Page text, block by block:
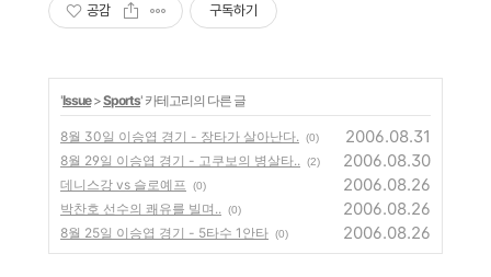
공감 구독하기
'Issue>Sports' 카테고리의 다른 글
8월 30일 이승엽 경기 - 장타가 살아난다. (0) 2006.08.31
8월 29일 이승엽 경기 - 고쿠보의 병살타.. (2) 2006.08.30
데니스강 vs 슬로예프 (0) 2006.08.26
박찬호 선수의 쾌유를 빌며.. (0) 2006.08.26
8월 25일 이승엽 경기 - 5타수 1안타 (0) 2006.08.26